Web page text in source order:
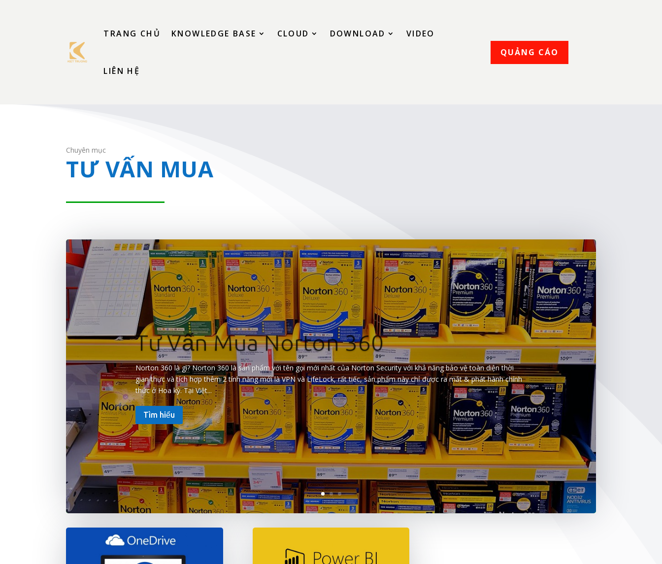
TRANG CHỦ KNOWLEDGE BASE CLOUD DOWNLOAD VIDEO
LIÊN HỆ
QUẢNG CÁO
Chuyên mục
TƯ VẤN MUA
Tư Vấn Mua Norton 360
Norton 360 là gì? Norton 360 là sản phẩm với tên gọi mới nhất của Norton Security với khả năng bảo vệ toàn diện thời
gian thực và tích hợp thêm 2 tính năng mới là VPN và LifeLock, rất tiếc, sản phẩm này chỉ được ra mắt & phát hành chính
thức ở Hoa kỳ. Tại Việt...
Tìm hiểu